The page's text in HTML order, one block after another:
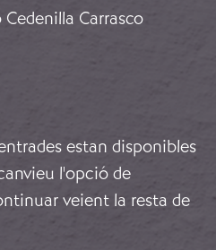
Carrasco
estan disponibles
l'opció de
veient la resta de